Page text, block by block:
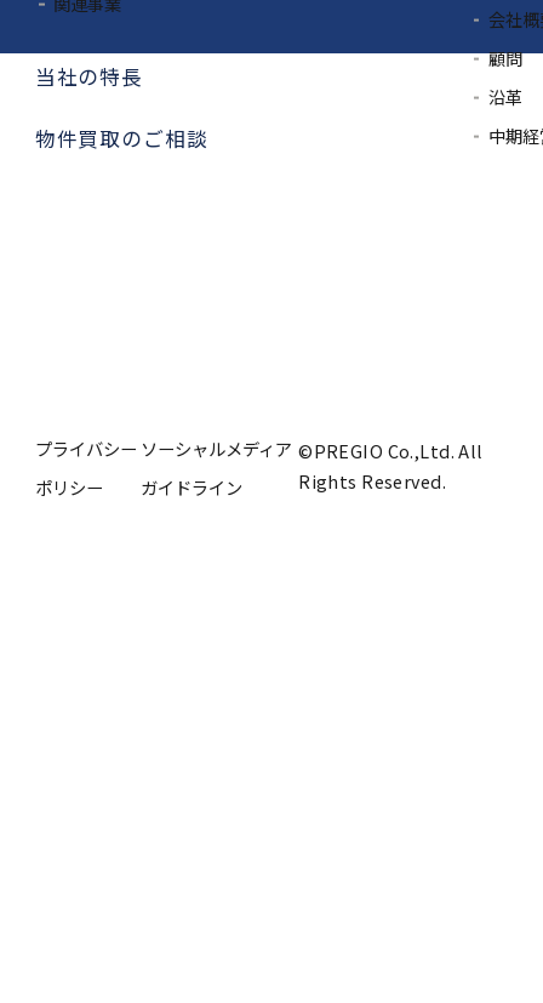
当社の特長
物件買取のご相談
会社
顧問
沿革
中期
プライバシー
ポリシー
ソーシャルメディア
ガイドライン
©PREGIO Co.,Ltd. All
Rights Reserved.